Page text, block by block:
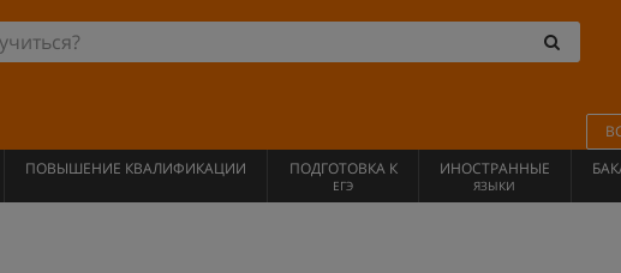
ПОВЫШЕНИЕ КВАЛИФИКАЦИИ ПОДГОТОВКА К
ЕГЭ
ИНОСТРАННЫЕ
ЯЗЫКИ